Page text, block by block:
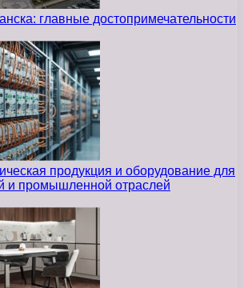
главные достопримечательности
продукция и оборудование для
и промышленной отраслей